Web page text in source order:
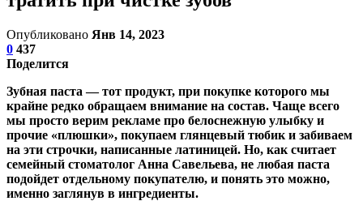
Опубликовано Янв 14, 2023
0 437
Поделится
Зубная паста — тот продукт, при покупке которого мы
крайне редко обращаем внимание на состав. Чаще всего
мы просто верим рекламе про белоснежную улыбку и
прочие «плюшки», покупаем глянцевый тюбик и забиваем
на эти строчки, написанные латиницей. Но, как считает
семейный стоматолог Анна Савельева, не любая паста
подойдет отдельному покупателю, и понять это можно,
именно заглянув в ингредиенты.